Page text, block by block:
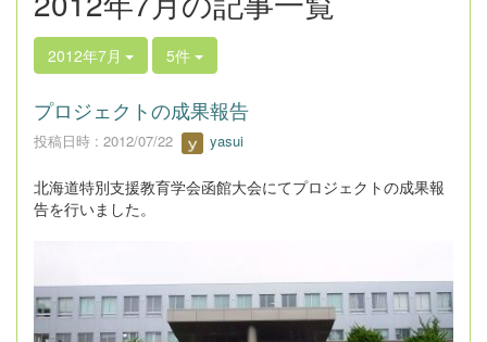
2012年7月 5件
プロジェクトの成果報告
投稿日時 : 2012/07/22 yasui
北海道特別支援教育学会函館大会にてプロジェクトの成果報
告を行いました。